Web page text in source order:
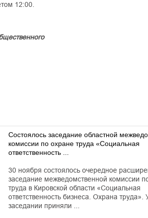
12:00.
Состоялось заседание областной
комиссии по охране труда «Социальная
ответственность ...
30 ноября состоялось очередное
заседание межведомственной комиссии
труда в Кировской области «Социальная
ответственность бизнеса. Охрана труда».
заседании приняли ...